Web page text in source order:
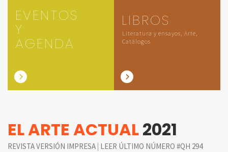
EVENTOS
Y
AGENDA
LIBROS
Literatura y ensayos, Arte,
Catálogos
EL ARTE ACTUAL2021
REVISTA VERSIÓN IMPRESA | LEER ÚLTIMO NÚMERO #QH 294